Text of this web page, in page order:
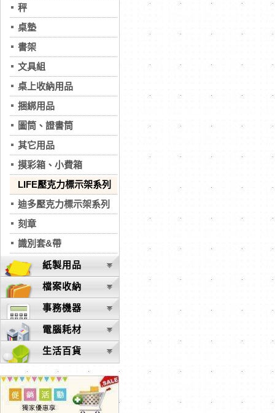
秤
桌墊
書架
文具組
桌上收納用品
捆綁用品
圖筒、證書筒
其它用品
摸彩箱、小費箱
LIFE壓克力標示架系列
迪多壓克力標示架系列
刻章
識別套&帶
紙製用品
檔案收納
事務機器
電腦耗材
生活百貨